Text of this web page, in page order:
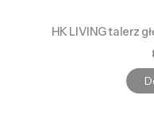
HK LIVING talerz